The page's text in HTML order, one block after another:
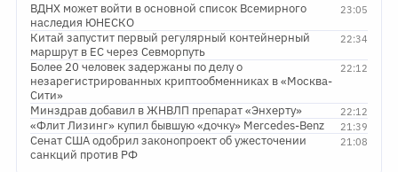
23:05
ВДНХ может войти в основной список Всемирного
наследия ЮНЕСКО
22:34
Китай запустит первый регулярный контейнерный
маршрут в ЕС через Севморпуть
22:12
Более 20 человек задержаны по делу о
незарегистрированных криптообменниках в «Москва-
Сити»
22:12
Минздрав добавил в ЖНВЛП препарат «Энхерту»
21:39
«Флит Лизинг» купил бывшую «дочку» Mercedes-Benz
21:08
Сенат США одобрил законопроект об ужесточении
санкций против РФ